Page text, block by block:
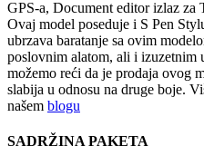
GPS-a, Document editor izlaz
Ovaj model poseduje i S Pen
ubrzava baratanje sa ovim
poslovnim alatom, ali i izuzetnim
možemo reći da je prodaja ovog
slabija u odnosu na druge boje.
našem blogu
SADRŽINA PAKETA